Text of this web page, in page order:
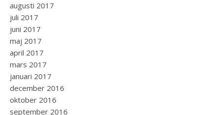
augusti 2017
juli 2017
juni 2017
maj 2017
april 2017
mars 2017
januari 2017
december 2016
oktober 2016
september 2016